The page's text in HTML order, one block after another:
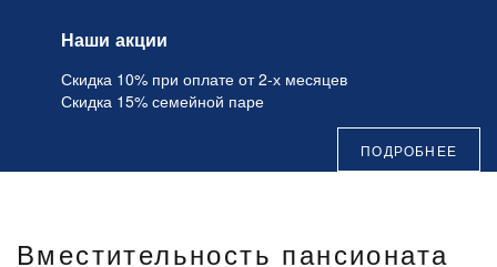
Наши акции
Скидка 10% при оплате от 2-х месяцев
Скидка 15% семейной паре
ПОДРОБНЕЕ
Вместительность пансионата